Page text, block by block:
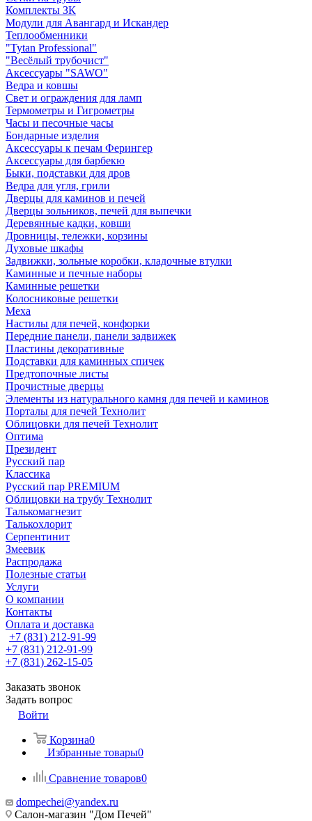
Комплекты ЗК
Модули для Авангард и Искандер
Теплообменники
"Tytan Professional"
"Весёлый трубочист"
Аксессуары "SAWO"
Ведра и ковшы
Свет и ограждения для ламп
Термометры и Гигрометры
Часы и песочные часы
Бондарные изделия
Аксессуары к печам Ферингер
Аксессуары для барбекю
Быки, подставки для дров
Ведра для угля, грили
Дверцы для каминов и печей
Дверцы зольников, печей для выпечки
Деревянные кадки, ковши
Дровницы, тележки, корзины
Духовые шкафы
Задвижки, зольные коробки, кладочные втулки
Каминные и печные наборы
Каминные решетки
Колосниковые решетки
Меха
Настилы для печей, конфорки
Передние панели, панели задвижек
Пластины декоративные
Подставки для каминных спичек
Предтопочные листы
Прочистные дверцы
Элементы из натурального камня для печей и каминов
Порталы для печей Технолит
Облицовки для печей Технолит
Оптима
Президент
Русский пар
Классика
Русский пар PREMIUM
Облицовки на трубу Технолит
Талькомагнезит
Талькохлорит
Серпентинит
Змеевик
Распродажа
Полезные статьи
Услуги
О компании
Контакты
Оплата и доставка
+7 (831) 212-91-99
+7 (831) 212-91-99
+7 (831) 262-15-05
Заказать звонок
Задать вопрос
Войти
Корзина0
Избранные товары0
Сравнение товаров0
dompechei@yandex.ru
Салон-магазин "Дом Печей"